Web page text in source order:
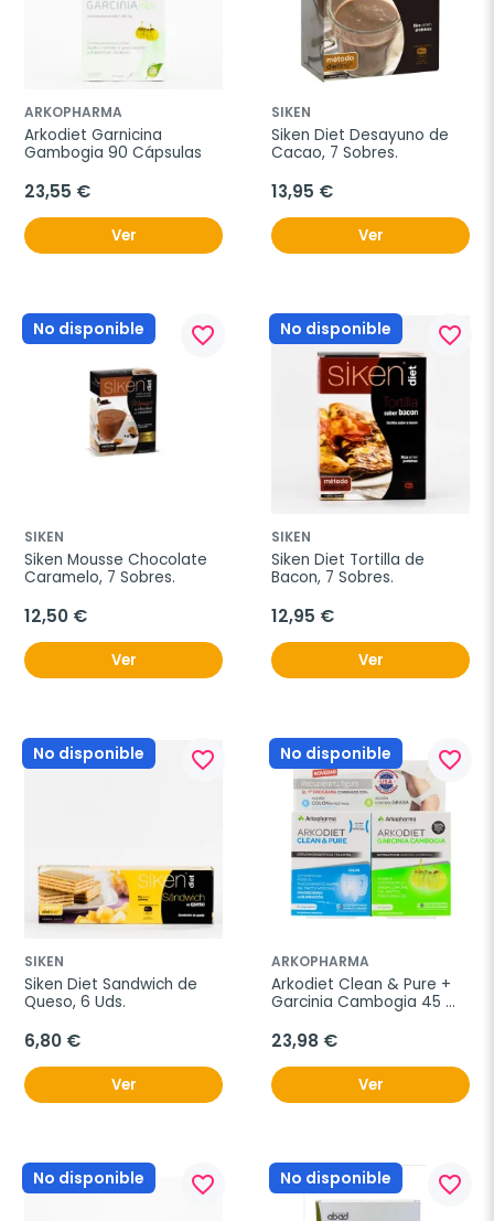
ARKOPHARMA
Arkodiet Garnicina
Gambogia 90 Cápsulas
23,55 €
Ver
SIKEN
Siken Diet Desayuno de
Cacao, 7 Sobres.
13,95 €
Ver
No disponible favorite_border
SIKEN
Siken Mousse Chocolate
Caramelo, 7 Sobres.
12,50 €
Ver
No disponible favorite_border
SIKEN
Siken Diet Tortilla de
Bacon, 7 Sobres.
12,95 €
Ver
No disponible favorite_border
SIKEN
Siken Diet Sandwich de
Queso, 6 Uds.
6,80 €
Ver
No disponible favorite_border
ARKOPHARMA
Arkodiet Clean & Pure +
Garcinia Cambogia 45
23,98 €
Ver
No disponible favorite_border No disponible favorite_border